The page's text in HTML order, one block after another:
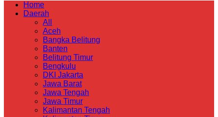
Home
Daerah
All
Aceh
Bangka Belitung
Banten
Belitung Timur
Bengkulu
DKI Jakarta
Jawa Barat
Jawa Tengah
Jawa Timur
Kalimantan Tengah